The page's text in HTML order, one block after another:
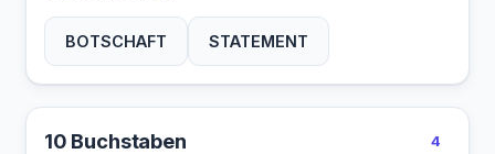
BOTSCHAFT STATEMENT
10 Buchstaben 4